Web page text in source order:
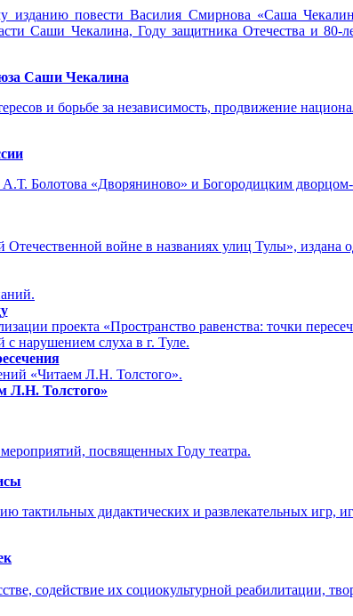
изданию повести Василия Смирнова «Саша
Саши Чекалина, Году защитника Отечества и
Саши Чекалина
и борьбе за независимость, продвижение
Болотова «Дворяниново» и Богородицким
войне в названиях улиц Тулы», издана
проекта «Пространство равенства: точки
нарушением слуха в г. Туле.
«Читаем Л.Н. Толстого».
Л.Н. Толстого»
посвященных Году театра.
тактильных дидактических и развлекательных игр,
содействие их социокультурной реабилитации,